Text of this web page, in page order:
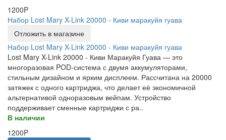
1200P
Набор Lost Mary X-Link 20000 - Киви маракуйя гуава
Отложить в магазине
Набор Lost Mary X-Link 20000 - Киви маракуйя гуава
Lost Mary X-Link 20000 - Киви Маракуйя Гуава — это
многоразовая POD-система с двумя аккумуляторами,
стильным дизайном и ярким дисплеем. Рассчитана на 20000
затяжек с одного картриджа, что делает её экономичной
альтернативой одноразовым вейпам. Устройство
поддерживает сменные картриджи с ра..
В наличии
1200P